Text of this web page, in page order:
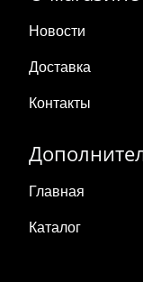
Новости
Доставка
Контакты
Главная
Каталог